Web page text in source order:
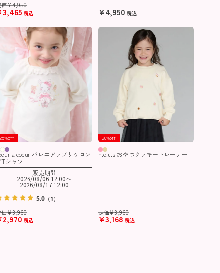
価¥4,950
3,465 税込 ¥4,950 税込
25%off
a coeur バレエアップリケロン
Tシャツ
価¥3,960
2,970 税込
5.0 （1）
販売期間
2026/08/06 12:00〜
2026/08/17 12:00
20%off
n.o.u.s おやつクッキートレーナー
定価¥3,960
¥3,168 税込